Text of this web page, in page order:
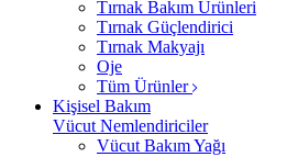
Tırnak Bakım Ürünleri
Tırnak Güçlendirici
Tırnak Makyajı
Oje
Tüm Ürünler
Kişisel Bakım
Vücut Nemlendiriciler
Vücut Bakım Yağı